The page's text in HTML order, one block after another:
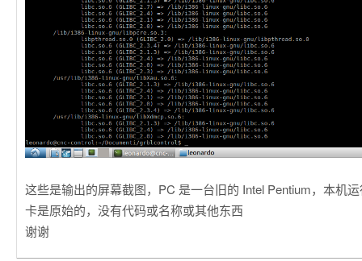
这些是输出的屏幕截图，PC 是一台旧的 Intel Pentium，本机
卡是原始的，没有代码或名称或其他东西
谢谢